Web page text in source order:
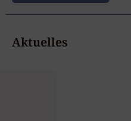
Aktuelles